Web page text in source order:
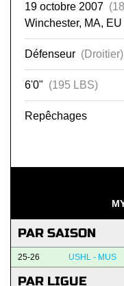
19 octobre 2007
Winchester, MA, EU
Défenseur (Droitier)
6'0" (195 LBS)
Repêchages
PAR SAISON
25-26 USHL - MUS
PAR LIGUE